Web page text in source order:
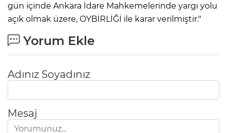
gün içinde Ankara İdare Mahkemelerinde yargı yolu
açık olmak üzere, OYBİRLİĞİ ile karar verilmiştir."
Yorum Ekle
Adınız Soyadınız
Mesaj